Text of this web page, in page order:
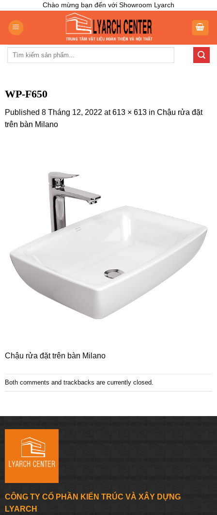
content
Chào mừng bạn đến với Showroom Lyarch
Tìm
WP-F650
Published 8 Tháng 12, 2022 at613 × 613 in Chậu rửa đặt
trên bàn Milano
Chậu rửa đặt trên bàn Milano
Both comments and trackbacks are currently closed.
CÔNG TY CỔ PHẦN KIẾN TRÚC VÀ XÂY DỰNG
LYARCH